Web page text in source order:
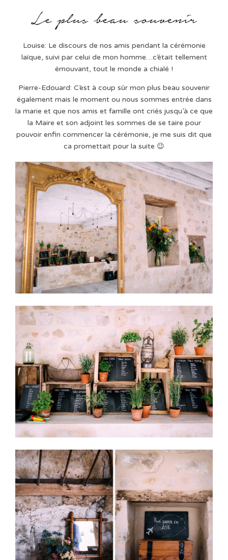
Louise: Le discours de nos amis pendant la cérémonie
laïque, suivi par celui de mon homme…c’était tellement
émouvant, tout le monde a chialé !
Pierre-Edouard: C’est à coup sûr mon plus beau souvenir
également mais le moment ou nous sommes entrée dans
la marie et que nos amis et famille ont criés jusqu’à ce que
la Maire et son adjoint les sommes de se taire pour
pouvoir enfin commencer la cérémonie, je me suis dit que
ca promettait pour la suite 😉